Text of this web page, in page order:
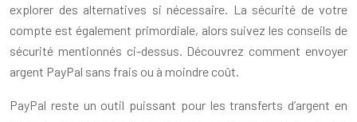
explorer des alternatives si nécessaire. La sécurité de votre
compte est également primordiale, alors suivez les conseils de
sécurité mentionnés ci-dessus. Découvrez comment envoyer
argent PayPal sans frais ou à moindre coût.
PayPal reste un outil puissant pour les transferts d’argent en